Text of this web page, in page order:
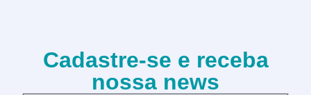
Cadastre-se e receba
nossa news